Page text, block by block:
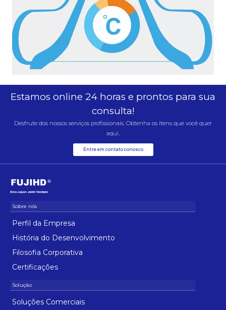
Estamos online 24 horas e prontos para sua
consulta!
Desfrute dos nossos serviços profissionais. Obtenha os itens que você quer
aqui.
Entre em contato conosco
Perfil da Empresa
História do Desenvolvimento
Filosofia Corporativa
Certificações
Soluções Comerciais